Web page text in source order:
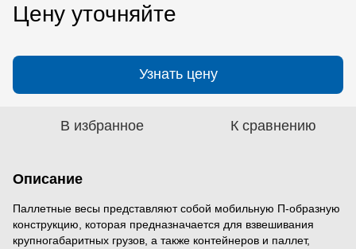
Цену уточняйте
Узнать цену
В избранное К сравнению
Описание
Паллетные весы представляют собой мобильную П-образную
конструкцию, которая предназначается для взвешивания
крупногабаритных грузов, а также контейнеров и паллет,